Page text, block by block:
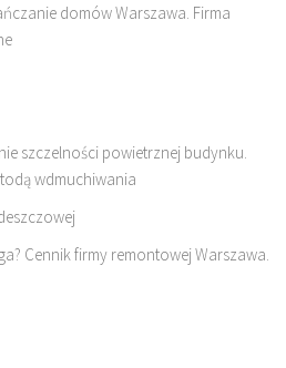
domów Warszawa. Firma
szczelności powietrznej budynku.
wdmuchiwania
Cennik firmy remontowej Warszawa.